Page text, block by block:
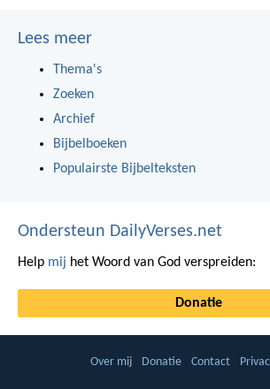
Lees meer
Thema's
Zoeken
Archief
Bijbelboeken
Populairste Bijbelteksten
Ondersteun DailyVerses.net
Help mij het Woord van God verspreiden:
Donatie
Over mij Donatie Contact